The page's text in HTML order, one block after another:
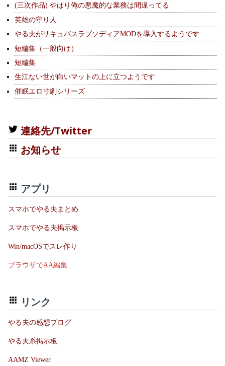
(三次作品) やはり俺の悪魔的な業務は間違ってる
英雄の守り人
やる夫がサキュバスラプソディアMODを導入するようです
短編集（一般向け）
短編集
生江ない世が白いマットの上に立つようです
催眠エロ寸劇シリーズ
連絡先/Twitter
お知らせ
アプリ
スマホでやる夫まとめ
スマホでやる夫掲示板
Win/macOSでスレ作り
ブラウザでAA編集
リンク
やる夫の感想ブログ
やる夫系掲示板
AAMZ Viewer